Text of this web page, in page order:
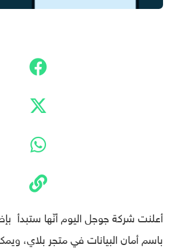
أعلنت شركة جوجل اليوم أنّها ستبدأ
باسم أمان البيانات في متجر بلاي،